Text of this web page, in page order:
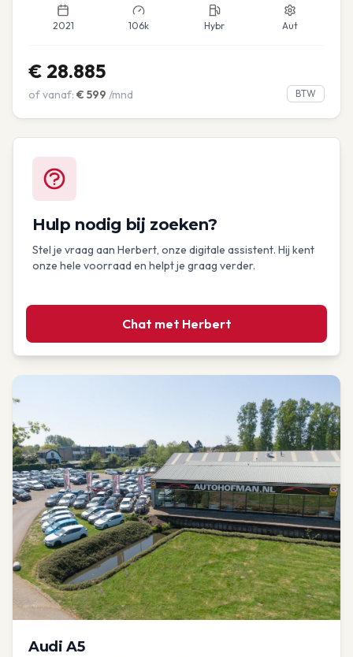
2021 106k Hybr Aut
€ 28.885
of vanaf: € 599 /mnd BTW
Hulp nodig bij zoeken?
Stel je vraag aan Herbert, onze digitale assistent. Hij kent
onze hele voorraad en helpt je graag verder.
Chat met Herbert
Audi A5